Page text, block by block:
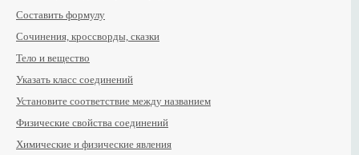
Составить формулу
Сочинения, кроссворды, сказки
Тело и вещество
Указать класс соединений
Установите соответствие между названием
Физические свойства соединений
Химические и физические явления